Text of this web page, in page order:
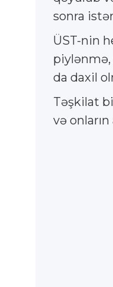
sonra
ÜST-nin
da daxil
Təşkilat
və